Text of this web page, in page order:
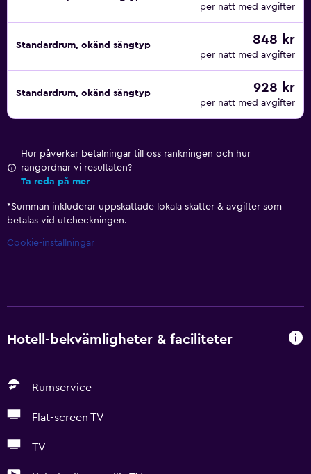
per natt med avgifter
Standardrum, okänd sängtyp 848 kr
per natt med avgifter
Standardrum, okänd sängtyp 928 kr
per natt med avgifter
Hur påverkar betalningar till oss rankningen och hur
rangordnar vi resultaten?
Ta reda på mer
*Summan inkluderar uppskattade lokala skatter & avgifter som
betalas vid utcheckningen.
Cookie-inställningar
Hotell-bekvämligheter & faciliteter
Rumservice
Flat-screen TV
TV